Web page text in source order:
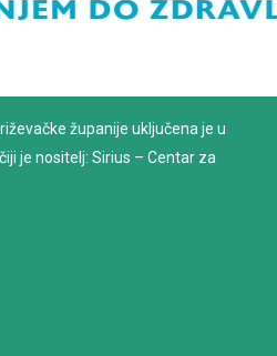
županije uključena je u
je nositelj: Sirius – Centar za